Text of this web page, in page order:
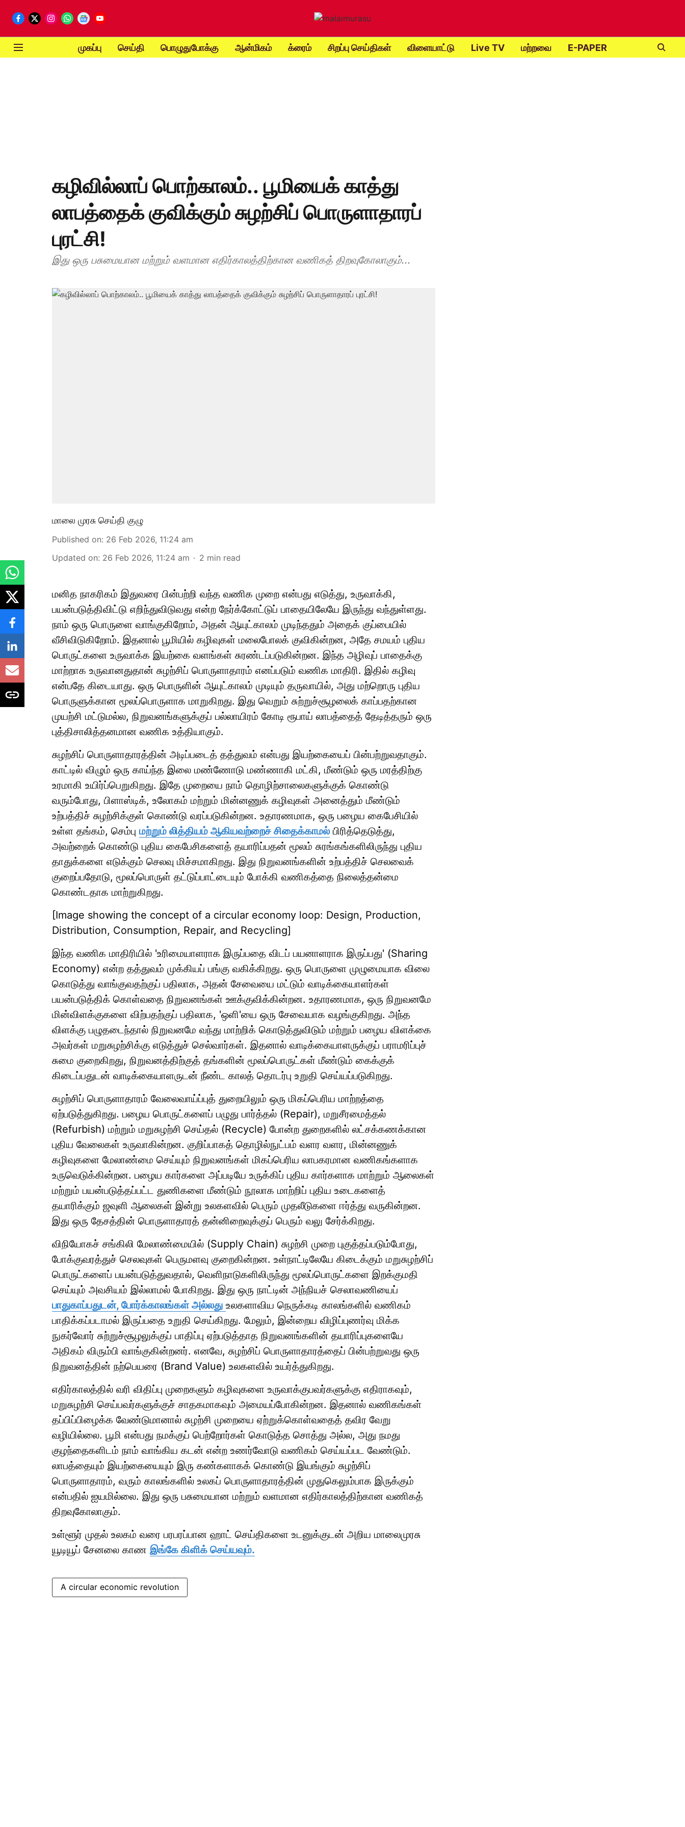
முகப்பு செய்தி பொழுதுபோக்கு ஆன்மிகம் க்ரைம் சிறப்பு செய்திகள் விளையாட்டு Live TV மற்றவை E-PAPER
கழிவில்லாப் பொற்காலம்.. பூமியைக் காத்து
லாபத்தைக் குவிக்கும் சுழற்சிப் பொருளாதாரப்
புரட்சி!
இது ஒரு பசுமையான மற்றும் வளமான எதிர்காலத்திற்கான வணிகத் திறவுகோலாகும்...
மாலை முரசு செய்தி குழு
Published on: 26 Feb 2026, 11:24 am
Updated on: 26 Feb 2026, 11:24 am 2 min read
மனித நாகரிகம் இதுவரை பின்பற்றி வந்த வணிக முறை என்பது எடுத்து, உருவாக்கி,
பயன்படுத்திவிட்டு எறிந்துவிடுவது என்ற நேர்க்கோட்டுப் பாதையிலேயே இருந்து வந்துள்ளது.
நாம் ஒரு பொருளை வாங்குகிறோம், அதன் ஆயுட்காலம் முடிந்ததும் அதைக் குப்பையில்
வீசிவிடுகிறோம். இதனால் பூமியில் கழிவுகள் மலைபோலக் குவிகின்றன, அதே சமயம் புதிய
பொருட்களை உருவாக்க இயற்கை வளங்கள் சுரண்டப்படுகின்றன. இந்த அழிவுப் பாதைக்கு
மாற்றாக உருவானதுதான் சுழற்சிப் பொருளாதாரம் எனப்படும் வணிக மாதிரி. இதில் கழிவு
என்பதே கிடையாது. ஒரு பொருளின் ஆயுட்காலம் முடியும் தருவாயில், அது மற்றொரு புதிய
பொருளுக்கான மூலப்பொருளாக மாறுகிறது. இது வெறும் சுற்றுச்சூழலைக் காப்பதற்கான
முயற்சி மட்டுமல்ல, நிறுவனங்களுக்குப் பல்லாயிரம் கோடி ரூபாய் லாபத்தைத் தேடித்தரும் ஒரு
புத்திசாலித்தனமான வணிக உத்தியாகும்.
சுழற்சிப் பொருளாதாரத்தின் அடிப்படைத் தத்துவம் என்பது இயற்கையைப் பின்பற்றுவதாகும்.
காட்டில் விழும் ஒரு காய்ந்த இலை மண்ணோடு மண்ணாகி மட்கி, மீண்டும் ஒரு மரத்திற்கு
உரமாகி உயிர்ப்பெறுகிறது. இதே முறையை நாம் தொழிற்சாலைகளுக்குக் கொண்டு
வரும்போது, பிளாஸ்டிக், உலோகம் மற்றும் மின்னணுக் கழிவுகள் அனைத்தும் மீண்டும்
உற்பத்திச் சுழற்சிக்குள் கொண்டு வரப்படுகின்றன. உதாரணமாக, ஒரு பழைய கைபேசியில்
உள்ள தங்கம், செம்பு மற்றும் லித்தியம் ஆகியவற்றைச் சிதைக்காமல் பிரித்தெடுத்து,
அவற்றைக் கொண்டு புதிய கைபேசிகளைத் தயாரிப்பதன் மூலம் சுரங்கங்களிலிருந்து புதிய
தாதுக்களை எடுக்கும் செலவு மிச்சமாகிறது. இது நிறுவனங்களின் உற்பத்திச் செலவைக்
குறைப்பதோடு, மூலப்பொருள் தட்டுப்பாட்டையும் போக்கி வணிகத்தை நிலைத்தன்மை
கொண்டதாக மாற்றுகிறது.
[Image showing the concept of a circular economy loop: Design, Production,
Distribution, Consumption, Repair, and Recycling]
இந்த வணிக மாதிரியில் 'உரிமையாளராக இருப்பதை விடப் பயனாளராக இருப்பது' (Sharing
Economy) என்ற தத்துவம் முக்கியப் பங்கு வகிக்கிறது. ஒரு பொருளை முழுமையாக விலை
கொடுத்து வாங்குவதற்குப் பதிலாக, அதன் சேவையை மட்டும் வாடிக்கையாளர்கள்
பயன்படுத்திக் கொள்வதை நிறுவனங்கள் ஊக்குவிக்கின்றன. உதாரணமாக, ஒரு நிறுவனமே
மின்விளக்குகளை விற்பதற்குப் பதிலாக, 'ஒளி'யை ஒரு சேவையாக வழங்குகிறது. அந்த
விளக்கு பழுதடைந்தால் நிறுவனமே வந்து மாற்றிக் கொடுத்துவிடும் மற்றும் பழைய விளக்கை
அவர்கள் மறுசுழற்சிக்கு எடுத்துச் செல்வார்கள். இதனால் வாடிக்கையாளருக்குப் பராமரிப்புச்
சுமை குறைகிறது, நிறுவனத்திற்குத் தங்களின் மூலப்பொருட்கள் மீண்டும் கைக்குக்
கிடைப்பதுடன் வாடிக்கையாளருடன் நீண்ட காலத் தொடர்பு உறுதி செய்யப்படுகிறது.
சுழற்சிப் பொருளாதாரம் வேலைவாய்ப்புத் துறையிலும் ஒரு மிகப்பெரிய மாற்றத்தை
ஏற்படுத்துகிறது. பழைய பொருட்களைப் பழுது பார்த்தல் (Repair), மறுசீரமைத்தல்
(Refurbish) மற்றும் மறுசுழற்சி செய்தல் (Recycle) போன்ற துறைகளில் லட்சக்கணக்கான
புதிய வேலைகள் உருவாகின்றன. குறிப்பாகத் தொழில்நுட்பம் வளர வளர, மின்னணுக்
கழிவுகளை மேலாண்மை செய்யும் நிறுவனங்கள் மிகப்பெரிய லாபகரமான வணிகங்களாக
உருவெடுக்கின்றன. பழைய கார்களை அப்படியே உருக்கிப் புதிய கார்களாக மாற்றும் ஆலைகள்
மற்றும் பயன்படுத்தப்பட்ட துணிகளை மீண்டும் நூலாக மாற்றிப் புதிய உடைகளைத்
தயாரிக்கும் ஜவுளி ஆலைகள் இன்று உலகளவில் பெரும் முதலீடுகளை ஈர்த்து வருகின்றன.
இது ஒரு தேசத்தின் பொருளாதாரத் தன்னிறைவுக்குப் பெரும் வலு சேர்க்கிறது.
விநியோகச் சங்கிலி மேலாண்மையில் (Supply Chain) சுழற்சி முறை புகுத்தப்படும்போது,
போக்குவரத்துச் செலவுகள் பெருமளவு குறைகின்றன. உள்நாட்டிலேயே கிடைக்கும் மறுசுழற்சிப்
பொருட்களைப் பயன்படுத்துவதால், வெளிநாடுகளிலிருந்து மூலப்பொருட்களை இறக்குமதி
செய்யும் அவசியம் இல்லாமல் போகிறது. இது ஒரு நாட்டின் அந்நியச் செலாவணியைப்
பாதுகாப்பதுடன், போர்க்காலங்கள் அல்லது உலகளாவிய நெருக்கடி காலங்களில் வணிகம்
பாதிக்கப்படாமல் இருப்பதை உறுதி செய்கிறது. மேலும், இன்றைய விழிப்புணர்வு மிக்க
நுகர்வோர் சுற்றுச்சூழலுக்குப் பாதிப்பு ஏற்படுத்தாத நிறுவனங்களின் தயாரிப்புகளையே
அதிகம் விரும்பி வாங்குகின்றனர். எனவே, சுழற்சிப் பொருளாதாரத்தைப் பின்பற்றுவது ஒரு
நிறுவனத்தின் நற்பெயரை (Brand Value) உலகளவில் உயர்த்துகிறது.
எதிர்காலத்தில் வரி விதிப்பு முறைகளும் கழிவுகளை உருவாக்குபவர்களுக்கு எதிராகவும்,
மறுசுழற்சி செய்பவர்களுக்குச் சாதகமாகவும் அமையப்போகின்றன. இதனால் வணிகங்கள்
தப்பிப்பிழைக்க வேண்டுமானால் சுழற்சி முறையை ஏற்றுக்கொள்வதைத் தவிர வேறு
வழியில்லை. பூமி என்பது நமக்குப் பெற்றோர்கள் கொடுத்த சொத்து அல்ல, அது நமது
குழந்தைகளிடம் நாம் வாங்கிய கடன் என்ற உணர்வோடு வணிகம் செய்யப்பட வேண்டும்.
லாபத்தையும் இயற்கையையும் இரு கண்களாகக் கொண்டு இயங்கும் சுழற்சிப்
பொருளாதாரம், வரும் காலங்களில் உலகப் பொருளாதாரத்தின் முதுகெலும்பாக இருக்கும்
என்பதில் ஐயமில்லை. இது ஒரு பசுமையான மற்றும் வளமான எதிர்காலத்திற்கான வணிகத்
திறவுகோலாகும்.
உள்ளூர் முதல் உலகம் வரை பரபரப்பான ஹாட் செய்திகளை உடனுக்குடன் அறிய மாலைமுரசு
யூடியூப் சேனலை காண இங்கே கிளிக் செய்யவும்.
A circular economic revolution